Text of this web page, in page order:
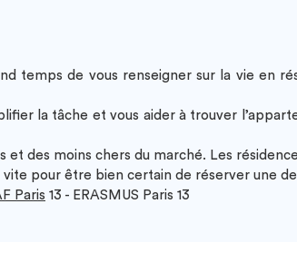
temps de vous renseigner sur la vie en
la tâche et vous aider à trouver
et des moins chers du marché. Les
pour être bien certain de réserver une
Paris 13 - ERASMUS Paris 13